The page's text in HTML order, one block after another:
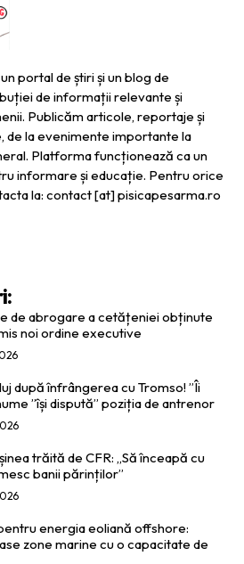
portal de știri și un blog de
de informații relevante și
Publicăm articole, reportaje și
de la evenimente importante la
Platforma funcționează ca un
informare și educație. Pentru orice
la: contact [at] pisicapesarma.ro
de abrogare a cetățeniei obținute
noi ordine executive
după înfrângerea cu Tromso! ”Îi
”își dispută” poziția de antrenor
trăită de CFR: „Să înceapă cu
banii părinților”
energia eoliană offshore:
zone marine cu o capacitate de